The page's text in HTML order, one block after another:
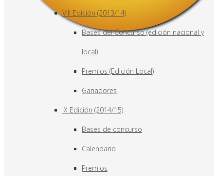
VIII Edición (2013/14)
Bases del Concurso (edición nacional y
local)
Premios (Edición Local)
Ganadores
IX Edición (2014/15)
Bases de concurso
Calendario
Premios